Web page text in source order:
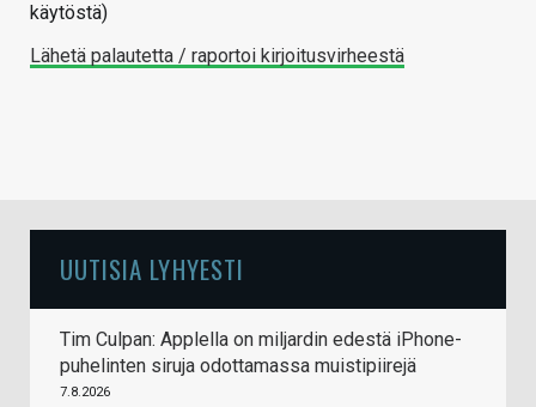
käytöstä)
Lähetä palautetta / raportoi kirjoitusvirheestä
UUTISIA LYHYESTI
Tim Culpan: Applella on miljardin edestä iPhone-
puhelinten siruja odottamassa muistipiirejä
7.8.2026